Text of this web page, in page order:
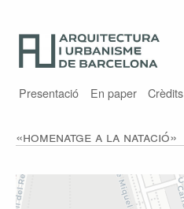
Presentació En paper Crèdits
«Homenatge a la natació»